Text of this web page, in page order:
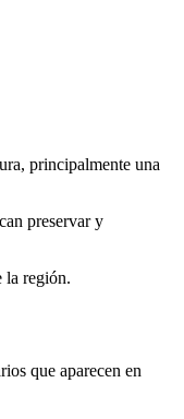
principalmente una
preservar y
la región.
que aparecen en